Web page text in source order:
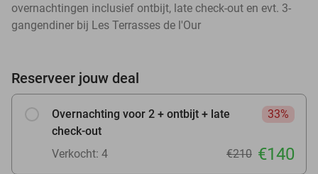
overnachtingen inclusief ontbijt, late check-out en evt. 3-
gangendiner bij Les Terrasses de l'Our
Reserveer jouw deal
Overnachting voor 2 + ontbijt + late
check-out
33%
Verkocht: 4 €210 €140